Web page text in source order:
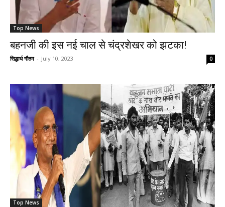
Top News
बहनजी की इस नई चाल से चंद्रशेखर को झटका!
सिद्धार्थ गौतम - July 10, 2023 0
Top News